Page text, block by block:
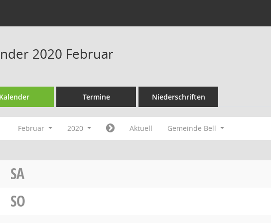
2020 Februar
Kalender Termine Niederschriften
Februar 2020 Aktuell Gemeinde Bell
SA
SO